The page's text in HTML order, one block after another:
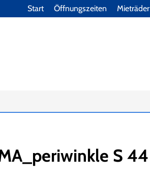
Start Öffnungszeiten Mieträder
S 44